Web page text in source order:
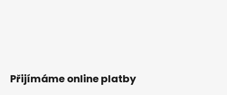
Přijímáme online platby